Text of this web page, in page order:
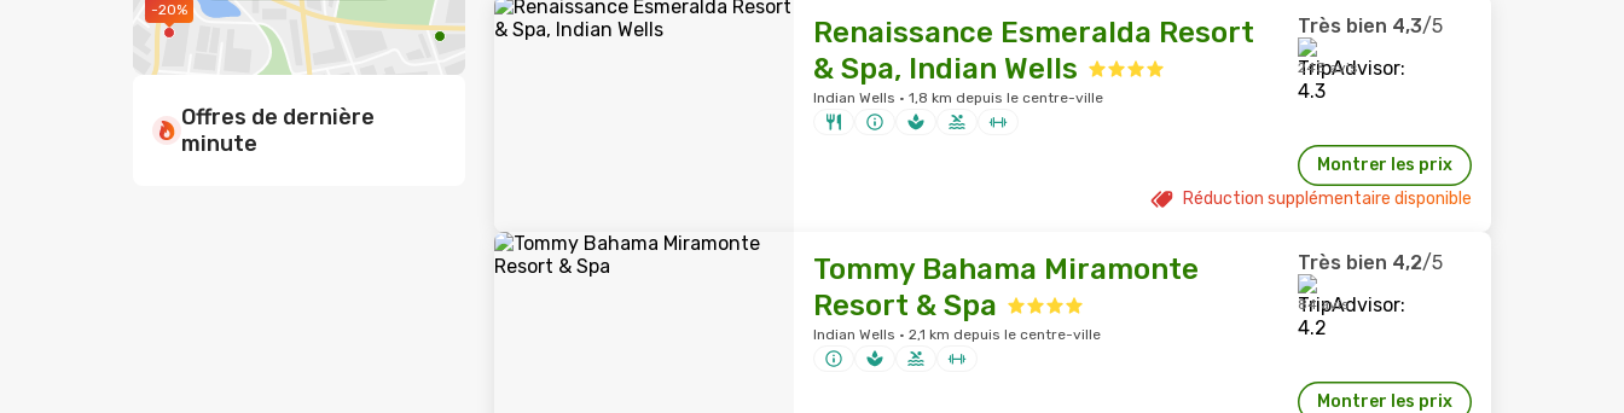
-20%
Offres de dernière
minute
Renaissance Esmeralda Resort
& Spa, Indian Wells
Indian Wells · 1,8 km depuis le centre-ville
Très bien 4,3/5
243 avis
Montrer les prix
Réduction supplémentaire disponible
Tommy Bahama Miramonte
Resort & Spa
Indian Wells · 2,1 km depuis le centre-ville
Très bien 4,2/5
84 avis
Montrer les prix